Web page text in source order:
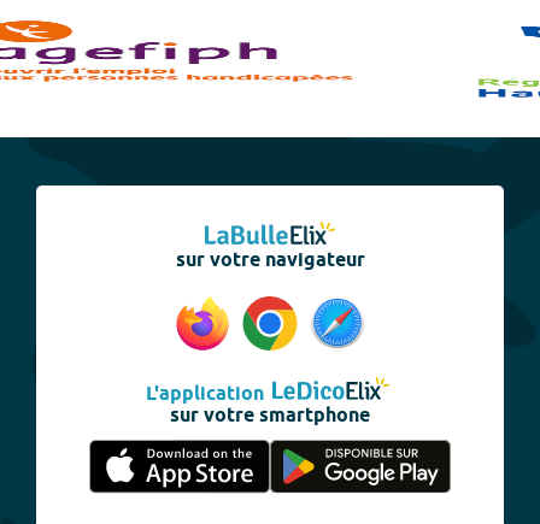
sur votre navigateur
L'application
sur votre smartphone